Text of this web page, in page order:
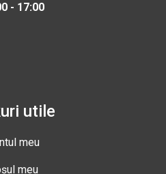
- 17:00
utile
meu
meu